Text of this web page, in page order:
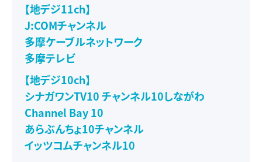
【地デジ11ch】
J:COMチャンネル
多摩ケーブルネットワーク
多摩テレビ
【地デジ10ch】
シナガワンTV10 チャンネル10しながわ
Channel Bay 10
あらぶんちょ10チャンネル
イッツコムチャンネル10